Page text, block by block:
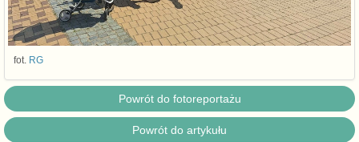
fot. RG
Powrót do fotoreportażu
Powrót do artykułu